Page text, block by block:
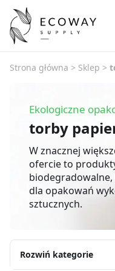
Strona główna > Sklep >
Ekologiczne
torby
W znacznej
ofercie to
dla opakowań
sztucznych.
Rozwiń kategorie